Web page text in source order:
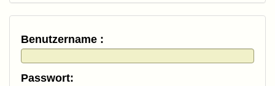
Benutzername :
Passwort: